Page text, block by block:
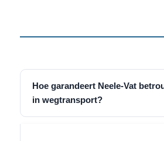
Hoe garandeert Neele-Vat
in wegtransport?